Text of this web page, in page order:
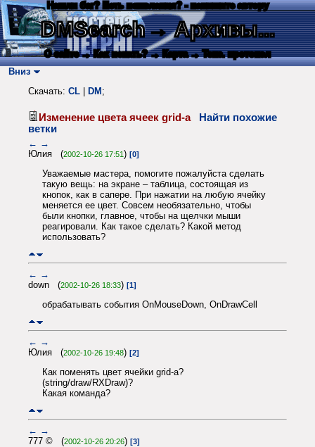
Нашли баг? Есть пожелания? - напишите автору
DMSearch→ Архивы...
О сайте → Как искать? → Карта → Текс. протокол
Вниз
Скачать: CL DM ;
Изменение цвета ячеек grid-а
Найти похожие
ветки
← →
Юлия (2002-10-26 17:51) [0]
Уважаемые мастера, помогите пожалуйста сделать
такую вещь: на экране – таблица, состоящая из
кнопок, как в сапере. При нажатии на любую ячейку
меняется ее цвет. Совсем необязательно, чтобы
были кнопки, главное, чтобы на щелчки мыши
реагировали. Как такое сделать? Какой метод
использовать?
← →
down (2002-10-26 18:33) [1]
обрабатывать события OnMouseDown, OnDrawCell
← →
Юлия (2002-10-26 19:48) [2]
Как поменять цвет ячейки grid-а?
(string/draw/RXDraw)?
Какая команда?
← →
777 © (2002-10-26 20:26) [3]